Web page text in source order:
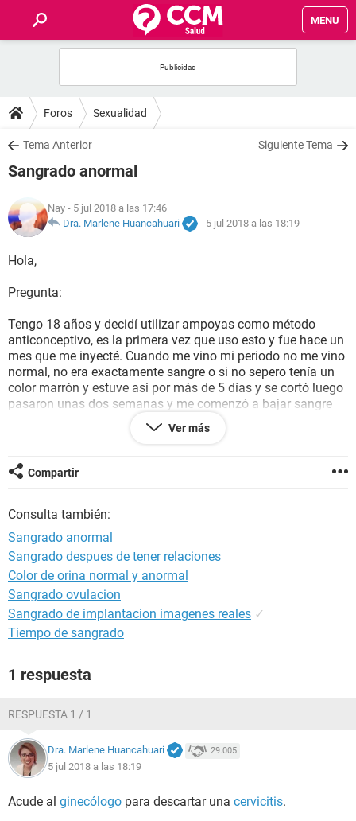
MENU
FOROS
SALUD
FAMILIA
NUTRICIÓN
BIENESTAR
GLOSARIO
Foros Sexualidad
Tema Anterior Siguiente Tema
Sangrado anormal
Nay - 5 jul 2018 a las 17:46
Dra. Marlene Huancahuari
- 5 jul 2018 a las 18:19
Hola,
Pregunta:
Tengo 18 años y decidí utilizar ampoyas como método
anticonceptivo, es la primera vez que uso esto y fue hace un
mes que me inyecté. Cuando me vino mi periodo no me vino
normal, no era exactamente sangre o si no sepero tenía un
color marrón y estuve asi por más de 5 días y se cortó luego
pasaron unas dos semanas y me comenzó a bajar sangre
pero tenía una consistencia más Aguada y me asusté
porque me comenzó a suceder cuando tenía relaciones con
del inyectable que utilicé es, EXUNA, Ojalá puedan
ayudarme.
Ver más
Compartir
Consulta también:
Sangrado anormal
Sangrado despues de tener relaciones
Color de orina normal y anormal
Sangrado ovulacion
Sangrado de implantacion imagenes reales ✓
Tiempo de sangrado
1 respuesta
RESPUESTA 1 / 1
Dra. Marlene Huancahuari 29.005
5 jul 2018 a las 18:19
Acude al ginecólogo para descartar una cervicitis.